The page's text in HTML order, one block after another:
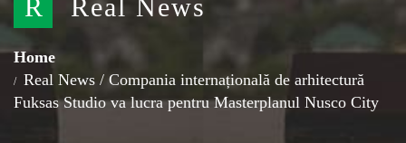
R Real News
Home
Real News / Compania internațională de arhitectură
Fuksas Studio va lucra pentru Masterplanul Nusco City